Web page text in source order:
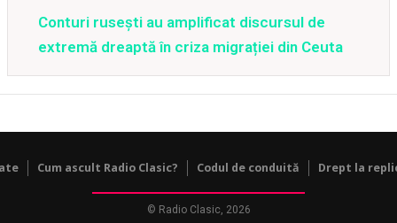
Conturi rusești au amplificat discursul de
extremă dreaptă în criza migrației din Ceuta
Cum ascult Radio Clasic? Codul de conduită Drept la
© Radio Clasic, 2026